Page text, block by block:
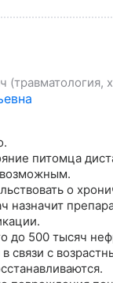
(травматология,
питомца
о
назначит
до 500 тысяч
связи с